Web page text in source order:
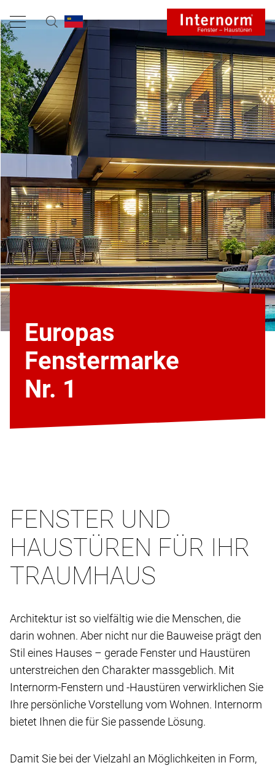
Europas
Fenstermarke
Nr. 1
FENSTER UND
HAUSTÜREN FÜR IHR
TRAUMHAUS
Architektur ist so vielfältig wie die Menschen, die
darin wohnen. Aber nicht nur die Bauweise prägt den
Stil eines Hauses – gerade Fenster und Haustüren
unterstreichen den Charakter massgeblich. Mit
Internorm-Fenstern und -Haustüren verwirklichen Sie
Ihre persönliche Vorstellung vom Wohnen. Internorm
bietet Ihnen die für Sie passende Lösung.
Damit Sie bei der Vielzahl an Möglichkeiten in Form,